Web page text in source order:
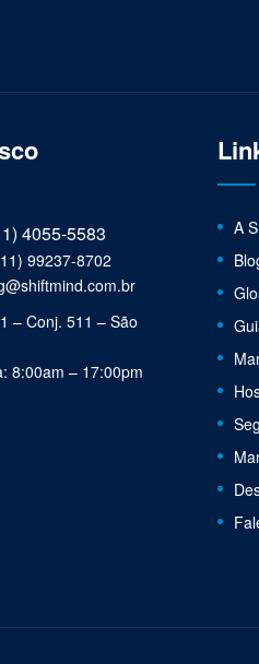
4055-5583
99237-8702
– Conj. 511 – São
8:00am – 17:00pm
A